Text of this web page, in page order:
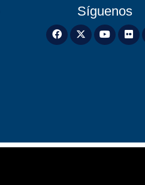
Síguenos